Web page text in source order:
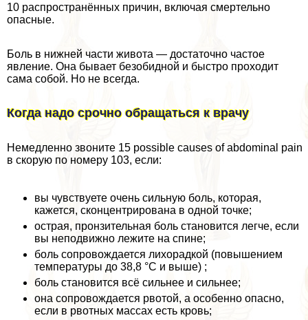
10 распространённых причин, включая cмepтельно
опасные.
Боль в нижней части живота — достаточно частое
явление. Она бывает безобидной и быстро проходит
сама собой. Но не всегда.
Когда надо срочно обращаться к врачу
Немедленно звоните 15 possible causes of abdominal pain
в скорую по номеру 103, если:
вы чувствуете очень сильную боль, которая,
кажется, сконцентрирована в одной точке;
острая, пронзительная боль становится легче, если
вы неподвижно лежите на спине;
боль сопровождается лихорадкой (повышением
температуры до 38,8 °C и выше) ;
боль становится всё сильнее и сильнее;
она сопровождается рвотой, а особенно опасно,
если в рвотных массах есть кровь;